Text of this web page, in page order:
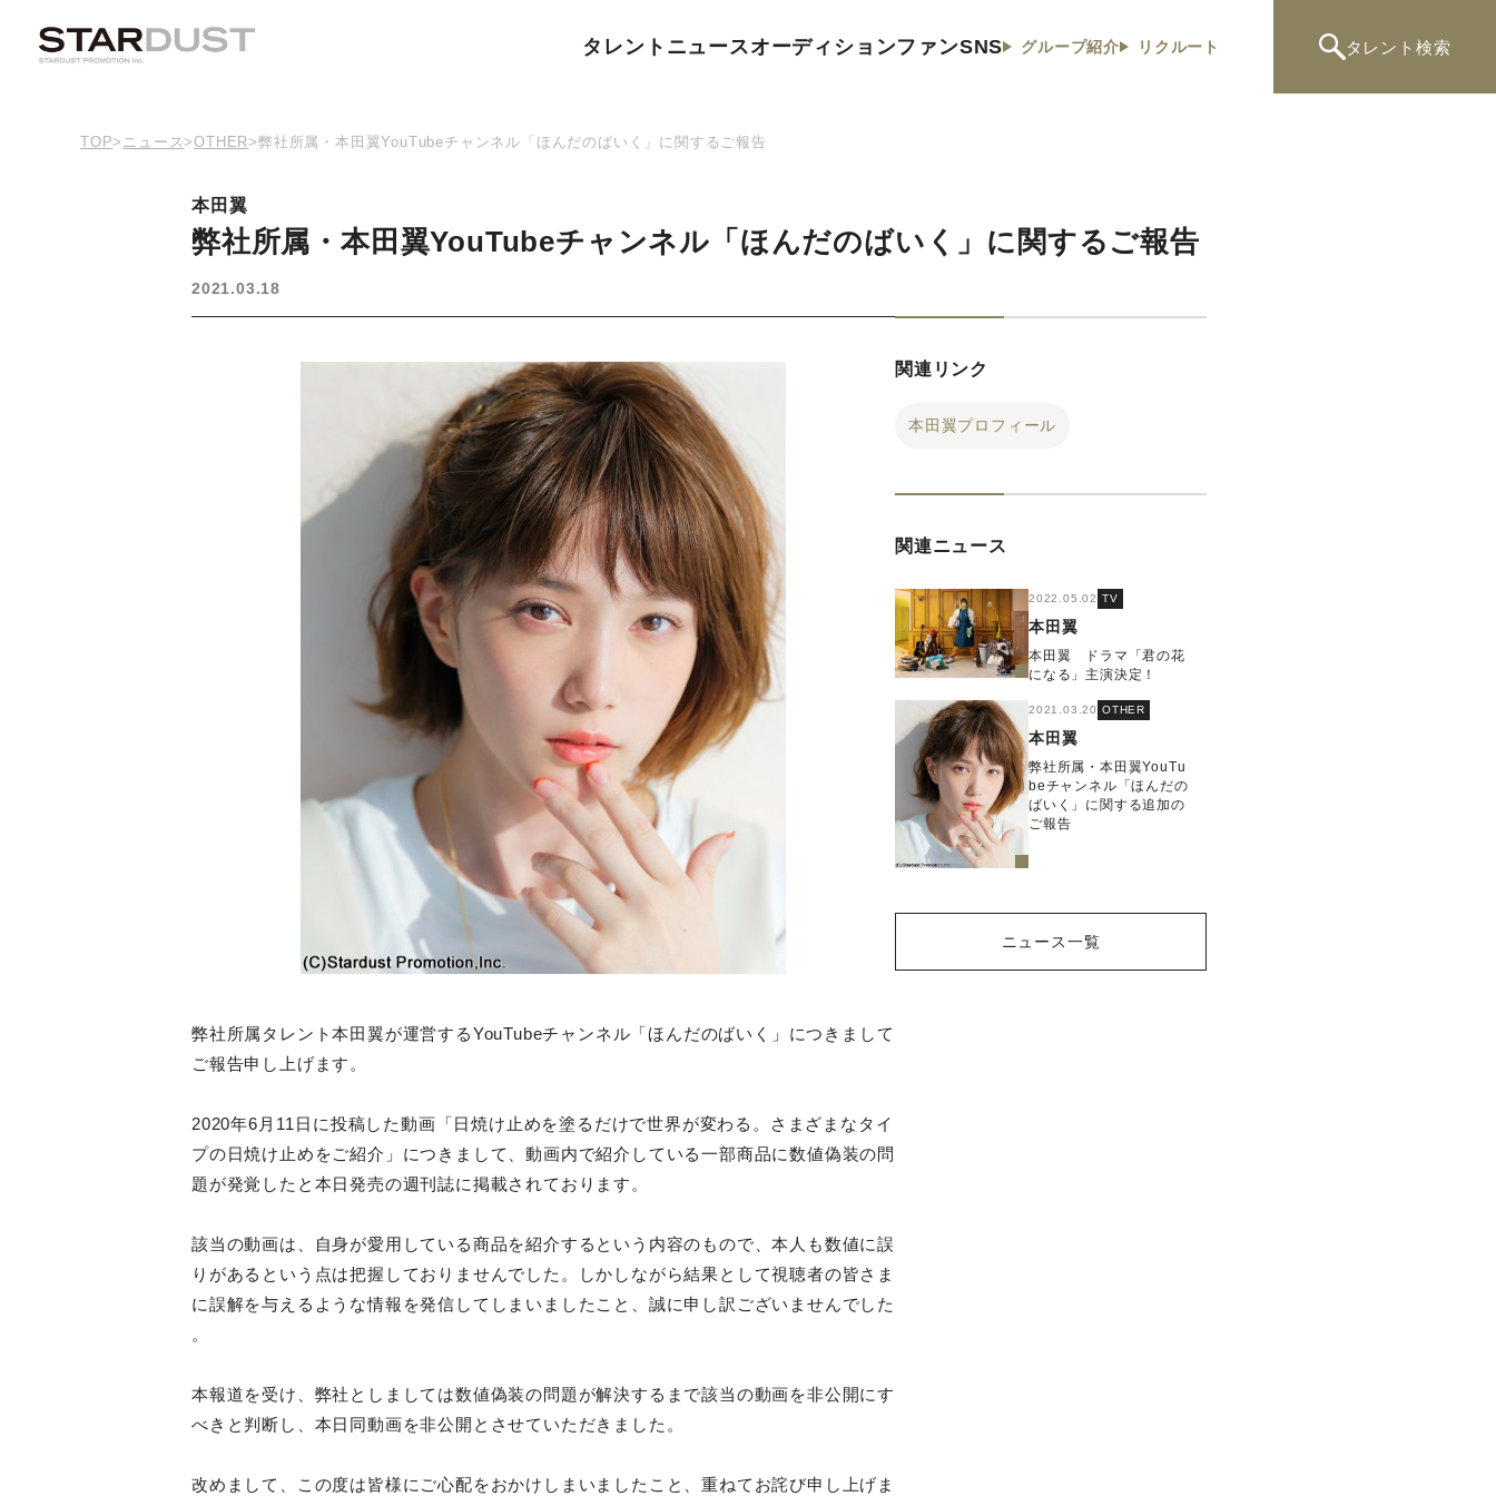
タレント ニュースオーディションファンSNS グループ紹介 リクルート タレント 検索
TOP> ニュース>OTHER>弊社所属・本田翼YouTubeチャンネル「ほんだのばいく」に関するご報告
本田翼
弊社所属・本田翼YouTubeチャンネル「ほんだのばいく」に関するご報告
2021.03.18
弊社所属タレント本田翼が運営するYouTubeチャンネル「ほんだのばいく」につきまして
ご報告申し上げます。
2020年6月11日に投稿した動画「日焼け止めを塗るだけで世界が変わる。さまざまなタイ
プの日焼け止めをご紹介」につきまして、動画内で紹介している一部商品に数値偽装の問
題が発覚したと本日発売の週刊誌に掲載されております。
該当の動画は、自身が愛用している商品を紹介するという内容のもので、本人も数値に誤
りがあるという点は把握しておりませんでした。しかしながら結果として視聴者の皆さま
に誤解を与えるような情報を発信してしまいましたこと、誠に申し訳ございませんでした
。
本報道を受け、弊社としましては数値偽装の問題が解決するまで該当の動画を非公開にす
べきと判断し、本日同動画を非公開とさせていただきました。
改めまして、この度は皆様にご心配をおかけしまいましたこと、重ねてお詫び申し上げま
関連リンク
本田翼プロフィール
関連ニュース
2022.05.02 TV
本田翼
本田翼 ドラマ「君の花
になる」主演決定！
2021.03.20 OTHER
本田翼
弊社所属・本田翼YouTu
beチャンネル「ほんだの
ばいく」に関する追加の
ご報告
ニュース一覧